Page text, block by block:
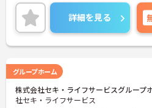
体制もしっかり整っております。
また、ゆったりした雰囲気の中での勤
で、働きやすい環境となっています。
ご興味ある方には、面接対策ポイン
詳細をお話しいたしますのでお気軽
詳細を見る
グループホーム
株式会社セキ・ライフサービスグループ
社セキ・ライフサービス